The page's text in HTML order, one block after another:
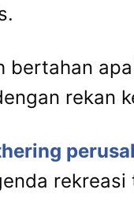
bertahan
rekan
rekreasi